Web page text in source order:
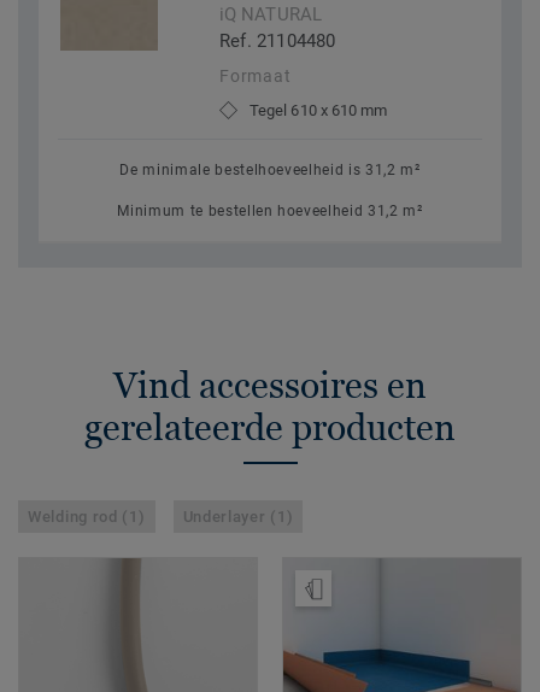
iQ NATURAL
Ref. 21104480
Formaat
Tegel 610 x 610 mm
De minimale bestelhoeveelheid is 31,2 m²
Minimum te bestellen hoeveelheid 31,2 m²
Vind accessoires en
gerelateerde producten
Welding rod (1) Underlayer (1)